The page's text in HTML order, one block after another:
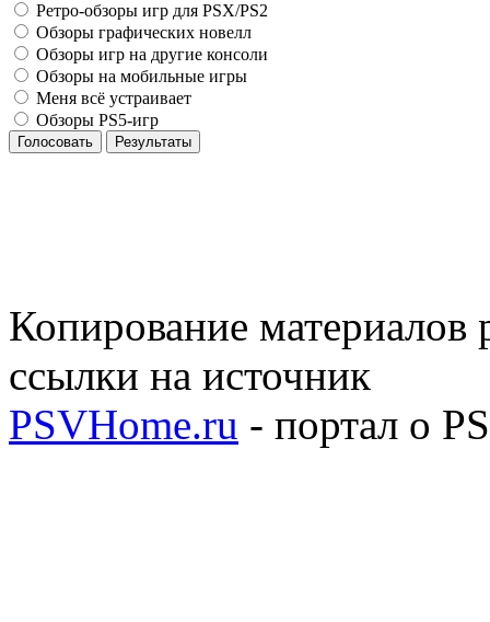
Ретро-обзоры игр для PSX/PS2
Обзоры графических новелл
Обзоры игр на другие консоли
Обзоры на мобильные игры
Меня всё устраивает
Обзоры PS5-игр
Голосовать Результаты
Копирование материалов
ссылки на источник
PSVHome.ru - портал о